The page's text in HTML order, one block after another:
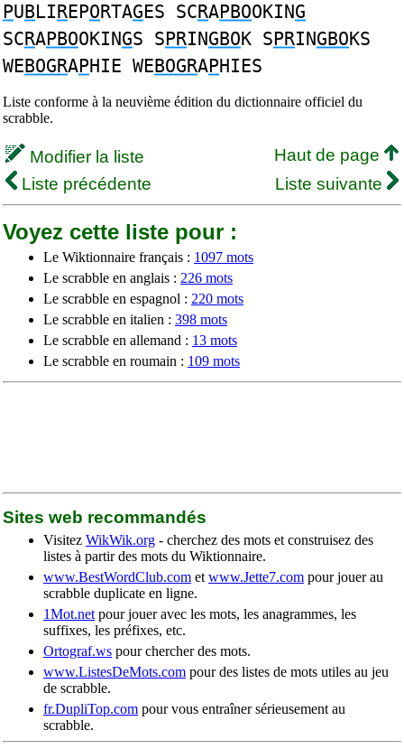
PUBLIREPORTAGES SCRAPBOOKING
SCRAPBOOKINGS SPRINGBOK SPRINGBOKS
WEBOGRAPHIE WEBOGRAPHIES
Liste conforme à la neuvième édition du dictionnaire officiel du
scrabble.
Modifier la liste
Haut de page
Liste précédente
Liste suivante
Voyez cette liste pour :
Le Wiktionnaire français : 1097 mots
Le scrabble en anglais : 226 mots
Le scrabble en espagnol : 220 mots
Le scrabble en italien : 398 mots
Le scrabble en allemand : 13 mots
Le scrabble en roumain : 109 mots
Sites web recommandés
Visitez WikWik.org - cherchez des mots et construisez des
listes à partir des mots du Wiktionnaire.
www.BestWordClub.com et www.Jette7.com pour jouer au
scrabble duplicate en ligne.
1Mot.net pour jouer avec les mots, les anagrammes, les
suffixes, les préfixes, etc.
Ortograf.ws pour chercher des mots.
www.ListesDeMots.com pour des listes de mots utiles au jeu
de scrabble.
fr.DupliTop.com pour vous entraîner sérieusement au
scrabble.